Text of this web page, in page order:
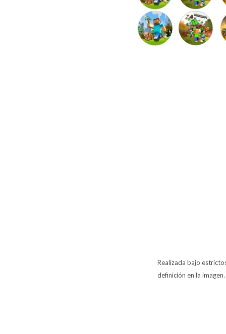
Realizada bajo
definición en la